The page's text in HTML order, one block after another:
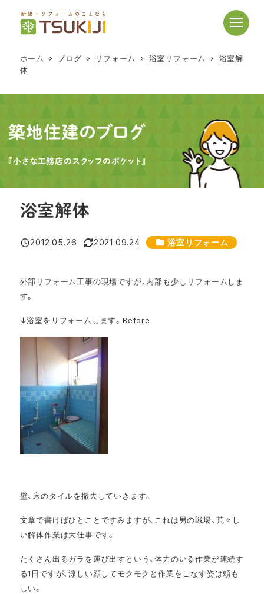
へ
動
ホーム ブログ リフォーム 浴室リフォーム
浴室解
体
築地住建のブログ
『小さな工務店のスタッフのポケット』
浴室解体
投稿日
2012.05.26
更新日
2021.09.24 カテゴリー
浴室リフォーム
外部リフォーム工事の現場ですが、内部も少しリフォームしま
す。
↓浴室をリフォームします。Before
壁、床のタイルを撤去していきます。
文章で書けばひとことですみますが、これは男の戦場、荒々し
い解体作業は大仕事です。
たくさん出るガラを運び出すという、体力のいる作業が連続す
る1日ですが、涼しい顔してモクモクと作業をこなす姿は頼も
しい。